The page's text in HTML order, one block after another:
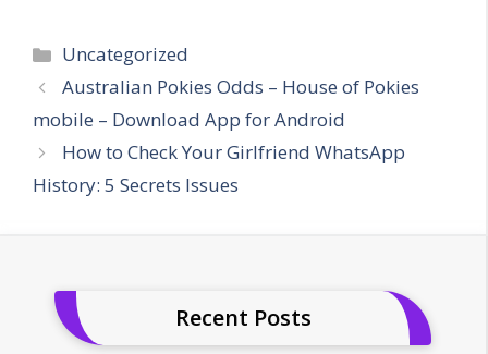
Categories
Uncategorized
Australian Pokies Odds – House of Pokies
mobile – Download App for Android
How to Check Your Girlfriend WhatsApp
History: 5 Secrets Issues
Recent Posts